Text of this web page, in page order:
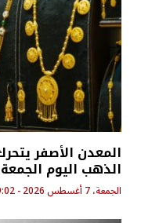
المعدن الأصفر
الذهب اليوم
الجمعة، 7 أغسطس 2026 - 9:02 ص